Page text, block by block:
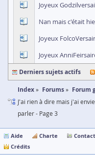
Joyeux
Nan mais c'était
Joyeux
Joyeux
Derniers sujets actifs
Index Forums Forum
J'ai rien à dire mais j'ai
parler - Page 3
Aide Charte
Crédits